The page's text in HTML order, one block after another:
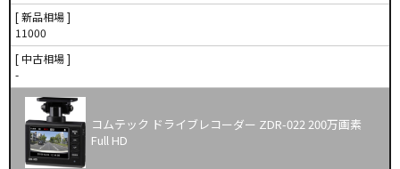
[ 新品相場 ]
11000
[ 中古相場 ]
-
コムテック ドライブレコーダー ZDR-022 200万画素
Full HD